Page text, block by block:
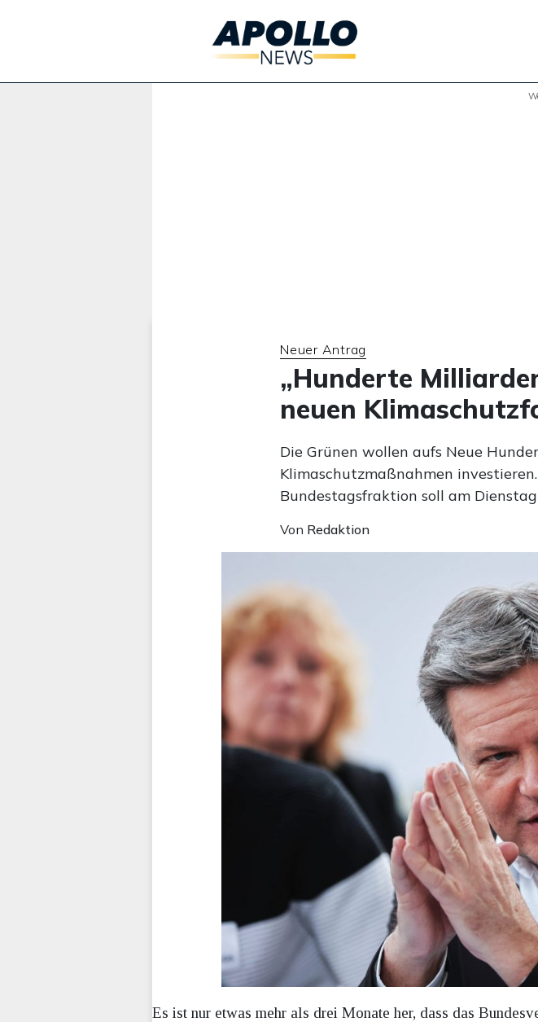
Neuer Antrag
„Hunderte
neuen
Die Grünen wollen aufs Neue
Klimaschutzmaßnahmen
Bundestagsfraktion soll am
Von Redaktion
Es ist nur etwas mehr als drei Monate her, dass das